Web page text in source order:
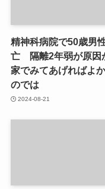
精神科病院で50歳男
亡 隔離2年弱が原因
家でみてあげればよ
のでは
2024-08-21